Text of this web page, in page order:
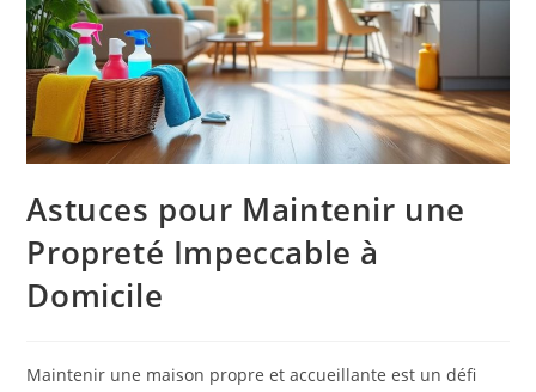
Astuces pour Maintenir une
Propreté Impeccable à
Domicile
Maintenir une maison propre et accueillante est un défi